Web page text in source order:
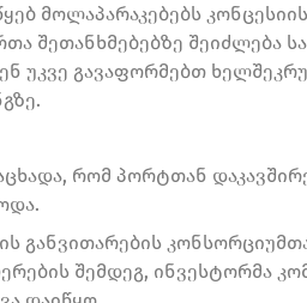
მოლაპარაკებებს
შეთანხმებებზე შეიძლება
უკვე გავაფორმებთ
რომ პორტთან
განვითარების
შემდეგ, ინვესტორმა